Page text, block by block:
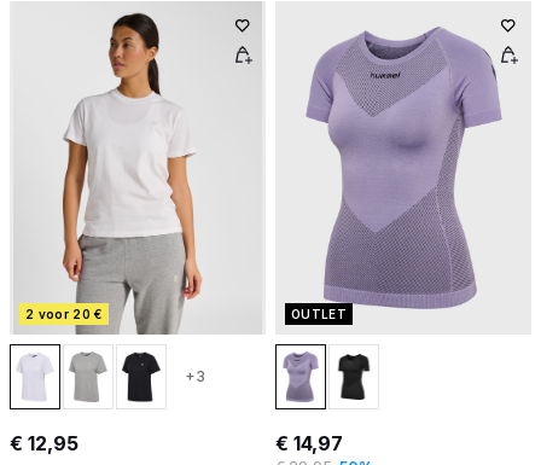
2 voor 20 €
+3
€ 12,95
OUTLET
€ 14,97